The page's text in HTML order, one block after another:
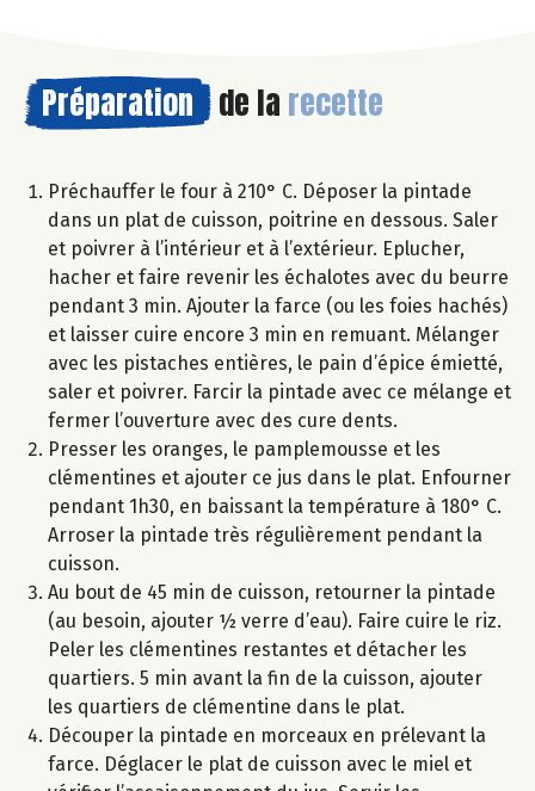
Préparation de la recette
Préchauffer le four à 210° C. Déposer la pintade
dans un plat de cuisson, poitrine en dessous. Saler
et poivrer à l’intérieur et à l’extérieur. Eplucher,
hacher et faire revenir les échalotes avec du beurre
pendant 3 min. Ajouter la farce (ou les foies hachés)
et laisser cuire encore 3 min en remuant. Mélanger
avec les pistaches entières, le pain d’épice émietté,
saler et poivrer. Farcir la pintade avec ce mélange et
fermer l’ouverture avec des cure dents.
Presser les oranges, le pamplemousse et les
clémentines et ajouter ce jus dans le plat. Enfourner
pendant 1h30, en baissant la température à 180° C.
Arroser la pintade très régulièrement pendant la
cuisson.
Au bout de 45 min de cuisson, retourner la pintade
(au besoin, ajouter ½ verre d’eau). Faire cuire le riz.
Peler les clémentines restantes et détacher les
quartiers. 5 min avant la fin de la cuisson, ajouter
les quartiers de clémentine dans le plat.
Découper la pintade en morceaux en prélevant la
farce. Déglacer le plat de cuisson avec le miel et